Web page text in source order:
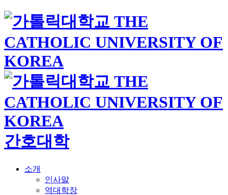
간호대학
소개
인사말
역대학장